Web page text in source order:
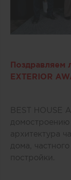
Поздравляем
EXTERIOR
BEST HOUSE
архитектура
дома,
постройки.